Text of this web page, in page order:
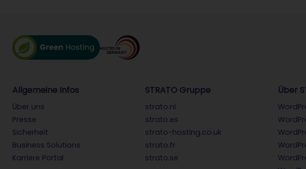
Allgemeine Infos
Über uns
Presse
Sicherheit
Business Solutions
Karriere Portal
STRATO Gruppe
strato.nl
strato.es
strato-hosting.co.uk
strato.fr
strato.se
Über